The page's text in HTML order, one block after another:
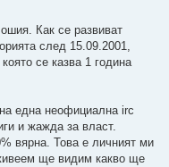
Как се развиват
след 15.09.2001,
се казва 1 година
една неофициална irc
и жажда за власт.
вярна. Това е личният ми
ще видим какво ще